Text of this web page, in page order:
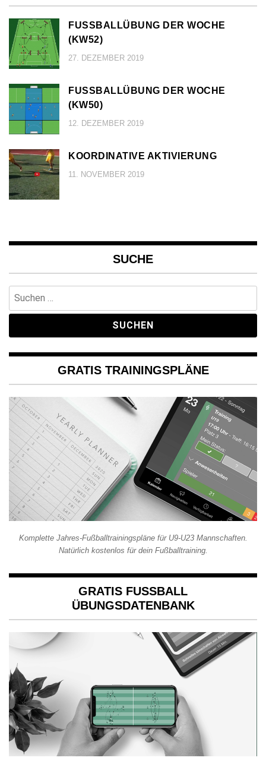
FUSSBALLÜBUNG DER WOCHE (
KW52)
27. DEZEMBER 2019
FUSSBALLÜBUNG DER WOCHE (
KW50)
12. DEZEMBER 2019
KOORDINATIVE AKTIVIERUNG
11. NOVEMBER 2019
SUCHE
nach:
GRATIS TRAININGSPLÄNE
Komplette Jahres-Fußballtrainingspläne für U9-U23 Mannschaften.
Natürlich kostenlos für dein Fußballtraining.
GRATIS FUSSBALL Ü
BUNGSDATENBANK